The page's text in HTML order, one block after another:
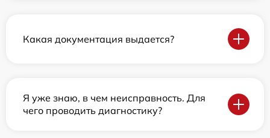
Какая документация выдается?
Я уже знаю, в чем неисправность. Для
чего проводить диагностику?